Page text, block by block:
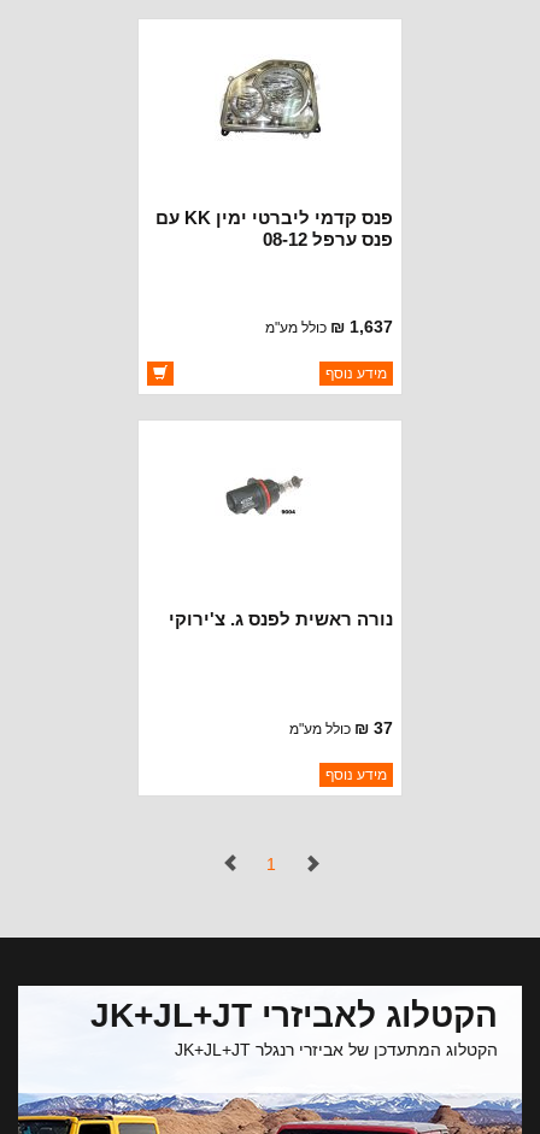
פנס קדמי ליברטי ימין KK עם
פנס ערפל 08-12
1,637 ₪ כולל מע"מ
ברקוד: 55157338AB
יצרן:DEPO
מידע נוסף
נורה ראשית לפנס ג. צ'ירוקי
37 ₪ כולל מע"מ
ברקוד: 9004
יצרן:DEPO
מידע נוסף
1 (נוכחי)
הקטלוג לאביזרי JK+JL+JT
הקטלוג המתעדכן של אביזרי רנגלר JK+JL+JT